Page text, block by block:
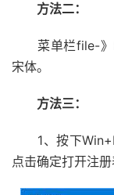
方法二：
菜单栏file-》
宋体。
方法三：
1、按下Win+R
点击确定打开注册